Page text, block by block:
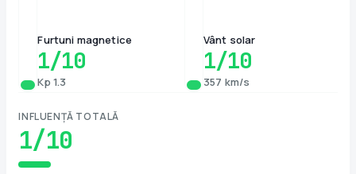
Furtuni magnetice
1/10
Kp 1.3
Vânt solar
1/10
357 km/s
INFLUENȚĂ TOTALĂ
1/10